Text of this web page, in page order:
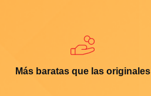
Más baratas que las originales